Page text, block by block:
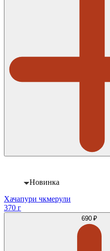
Новинка
Хачапури чкмерули
370 г
690 ₽